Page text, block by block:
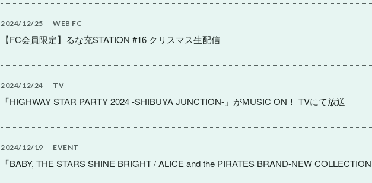
2024 12 25 WEB FC
【FC会員限定】るな充STATION #16 クリスマス生配信
2024 12 24 TV
「HIGHWAY STAR PARTY 2024 -SHIBUYA JUNCTION-」がMUSIC ON！ TVにて放送
2024 12 19 EVENT
「BABY, THE STARS SHINE BRIGHT / ALICE and the PIRATES BRAND-NEW